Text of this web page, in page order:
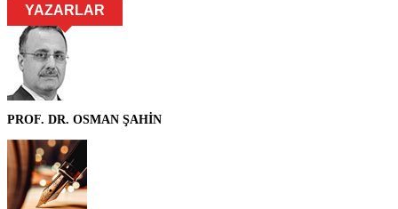
YAZARLAR
PROF. DR. OSMAN ŞAHİN